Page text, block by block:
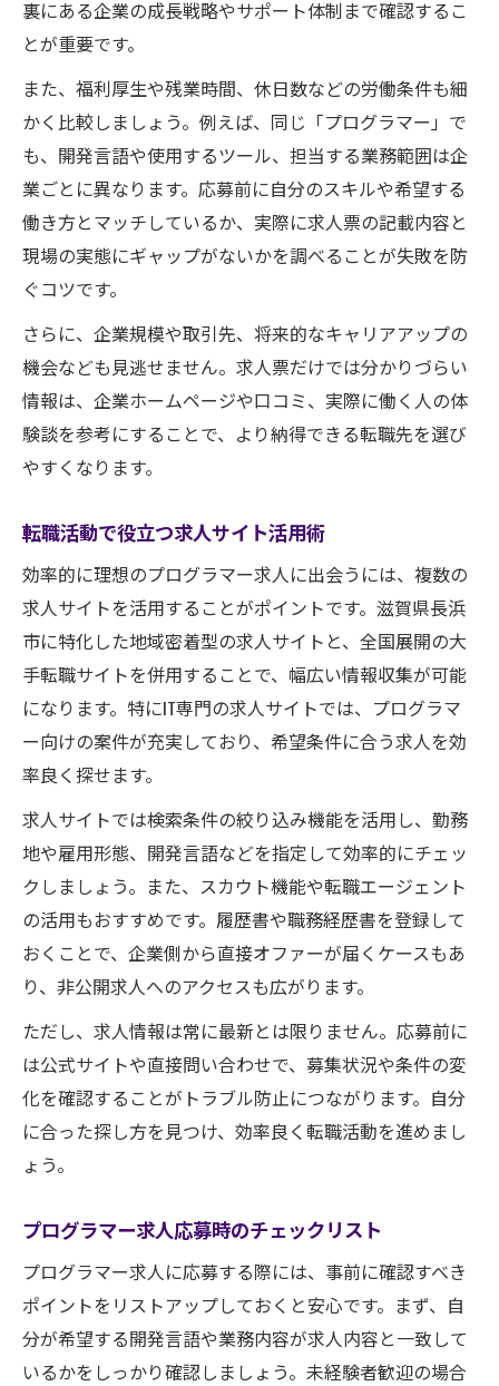
裏にある企業の成長戦略やサポート体制まで確認するこ
とが重要です。
また、福利厚生や残業時間、休日数などの労働条件も細
かく比較しましょう。例えば、同じ「プログラマー」で
も、開発言語や使用するツール、担当する業務範囲は企
業ごとに異なります。応募前に自分のスキルや希望する
働き方とマッチしているか、実際に求人票の記載内容と
現場の実態にギャップがないかを調べることが失敗を防
ぐコツです。
さらに、企業規模や取引先、将来的なキャリアアップの
機会なども見逃せません。求人票だけでは分かりづらい
情報は、企業ホームページや口コミ、実際に働く人の体
験談を参考にすることで、より納得できる転職先を選び
やすくなります。
転職活動で役立つ求人サイト活用術
効率的に理想のプログラマー求人に出会うには、複数の
求人サイトを活用することがポイントです。滋賀県長浜
市に特化した地域密着型の求人サイトと、全国展開の大
手転職サイトを併用することで、幅広い情報収集が可能
になります。特にIT専門の求人サイトでは、プログラマ
ー向けの案件が充実しており、希望条件に合う求人を効
率良く探せます。
求人サイトでは検索条件の絞り込み機能を活用し、勤務
地や雇用形態、開発言語などを指定して効率的にチェッ
クしましょう。また、スカウト機能や転職エージェント
の活用もおすすめです。履歴書や職務経歴書を登録して
おくことで、企業側から直接オファーが届くケースもあ
り、非公開求人へのアクセスも広がります。
ただし、求人情報は常に最新とは限りません。応募前に
は公式サイトや直接問い合わせで、募集状況や条件の変
化を確認することがトラブル防止につながります。自分
に合った探し方を見つけ、効率良く転職活動を進めまし
ょう。
プログラマー求人応募時のチェックリスト
プログラマー求人に応募する際には、事前に確認すべき
ポイントをリストアップしておくと安心です。まず、自
分が希望する開発言語や業務内容が求人内容と一致して
いるかをしっかり確認しましょう。未経験者歓迎の場合